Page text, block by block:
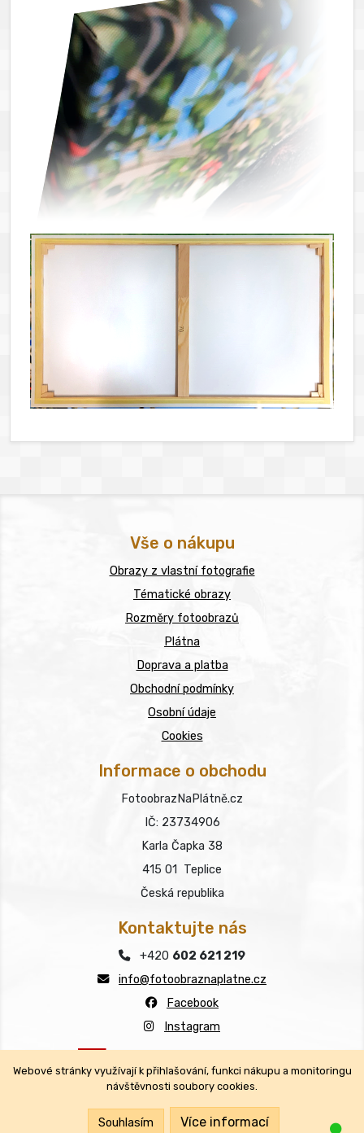
Kontaktujte nás
+420 602 621 219
info@fotoobraznaplatne.cz
Facebook
Instagram
Všechna práva vyhrazena.
Vše o nákupu
Obrazy z vlastní fotografie
Tématické obrazy
Rozměry fotoobrazů
Plátna
Doprava a platba
Obchodní podmínky
Osobní údaje
Cookies
Informace o obchodu
FotoobrazNaPlátně.cz
IČ: 23734906
Karla Čapka 38
415 01 Teplice
Česká republika
Webové stránky využívají k přihlašování, funkci nákupu a monitoringu
návštěvnosti soubory cookies.
Souhlasím Více informací